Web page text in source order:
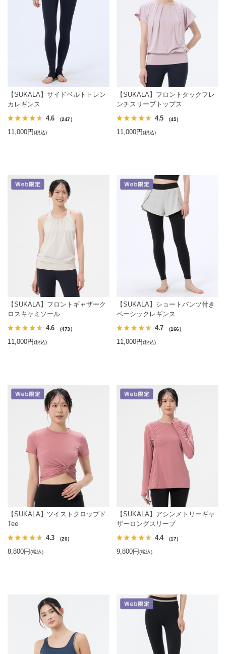
【SUKALA】サイドベルトトレン
カレギンス
4.6 （247）
11,000円(税込)
【SUKALA】フロントタックフレ
ンチスリーブトップス
4.5 （45）
11,000円(税込)
【SUKALA】フロントギャザーク
ロスキャミソール
4.6 （473）
11,000円(税込)
【SUKALA】ショートパンツ付き
ベーシックレギンス
4.7 （166）
11,000円(税込)
【SUKALA】ツイストクロップド
Tee
4.3 （20）
8,800円(税込)
【SUKALA】アシンメトリーギャ
ザーロングスリーブ
4.4 （17）
9,800円(税込)